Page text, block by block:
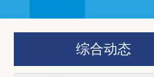
综合动态